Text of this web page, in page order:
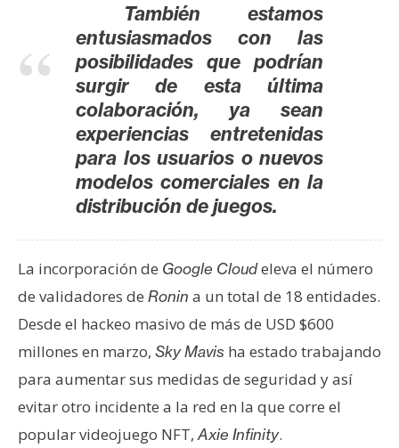
También estamos
entusiasmados con las
posibilidades que podrían
surgir de esta última
colaboración, ya sean
experiencias entretenidas
para los usuarios o nuevos
modelos comerciales en la
distribución de juegos.
La incorporación de Google Cloudeleva el número
de validadores de Ronin a un total de 18 entidades.
Desde el hackeo masivo de más de USD $600
millones en marzo, Sky Mavis ha estado trabajando
para aumentar sus medidas de seguridad y así
evitar otro incidente a la red en la que corre el
popular videojuego NFT,Axie Infinity.